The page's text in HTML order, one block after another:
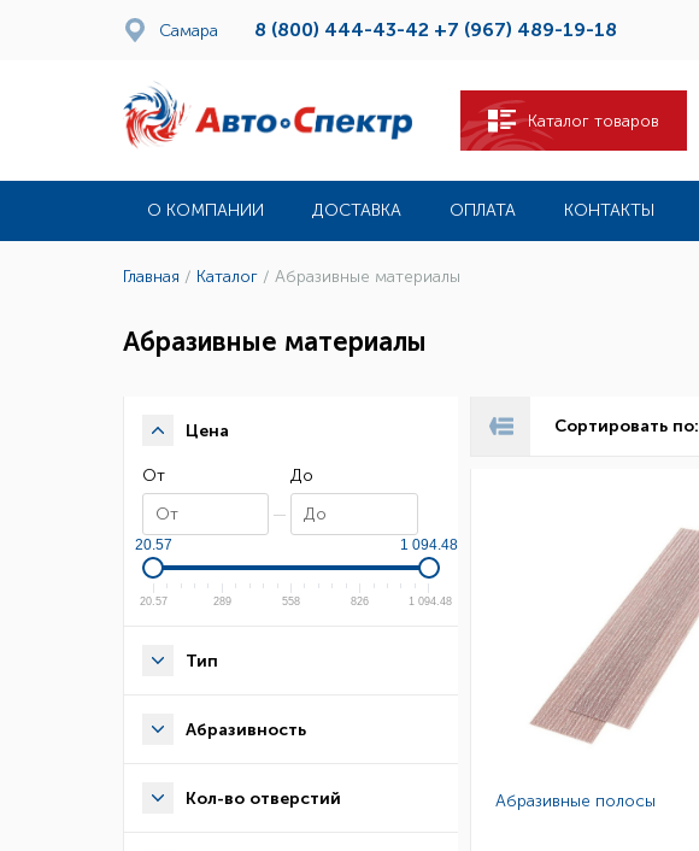
Самара 8 (800) 444-43-42 +7 (967) 489-19-18
Каталог товаров
О КОМПАНИИ ДОСТАВКА ОПЛАТА КОНТАКТЫ
Главная / Каталог / Абразивные материалы
Абразивные материалы
Цена
От До
20.57 1 094.48
20.57 289 558 826 1 094.48
Тип
Абразивность
Кол-во отверстий
Сортировать по:
Абразивные полосы